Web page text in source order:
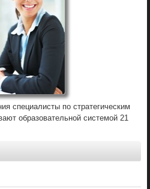
специалисты по стратегическим
образовательной системой 21